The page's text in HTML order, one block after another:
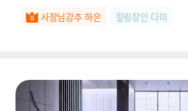
사장님강추 하은 힐링장인 다미